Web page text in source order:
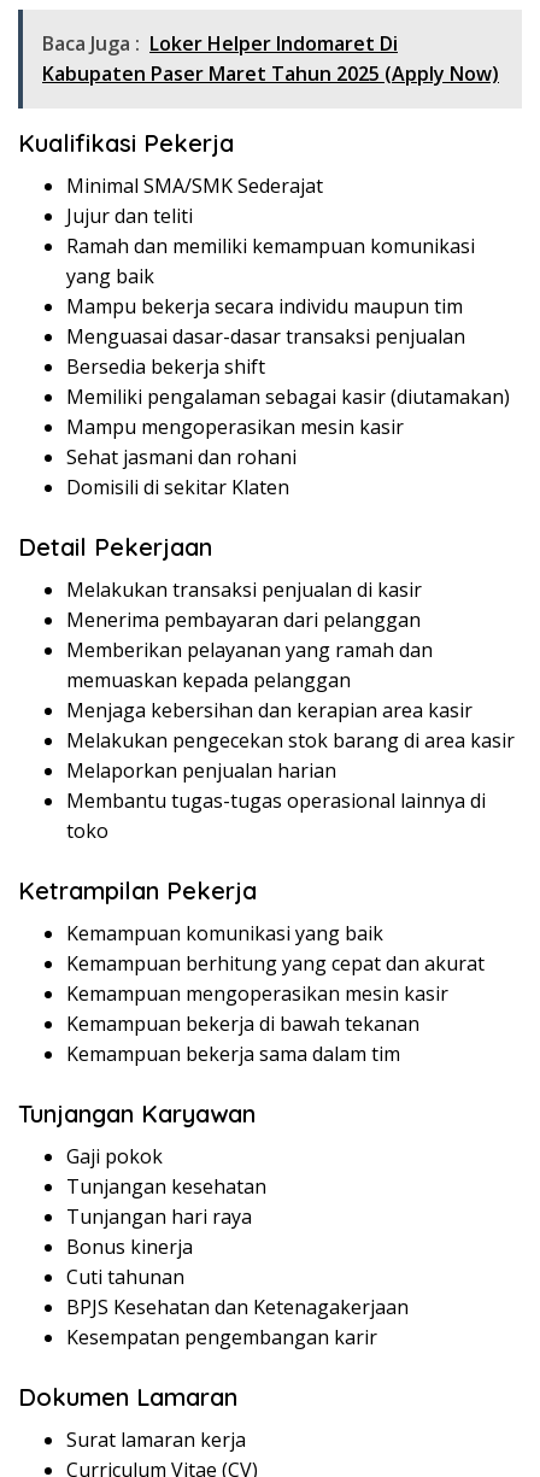
Baca Juga : Loker Helper Indomaret Di
Kabupaten Paser Maret Tahun 2025 (Apply Now)
Kualifikasi Pekerja
Minimal SMA/SMK Sederajat
Jujur dan teliti
Ramah dan memiliki kemampuan komunikasi
yang baik
Mampu bekerja secara individu maupun tim
Menguasai dasar-dasar transaksi penjualan
Bersedia bekerja shift
Memiliki pengalaman sebagai kasir (diutamakan)
Mampu mengoperasikan mesin kasir
Sehat jasmani dan rohani
Domisili di sekitar Klaten
Detail Pekerjaan
Melakukan transaksi penjualan di kasir
Menerima pembayaran dari pelanggan
Memberikan pelayanan yang ramah dan
memuaskan kepada pelanggan
Menjaga kebersihan dan kerapian area kasir
Melakukan pengecekan stok barang di area kasir
Melaporkan penjualan harian
Membantu tugas-tugas operasional lainnya di
toko
Ketrampilan Pekerja
Kemampuan komunikasi yang baik
Kemampuan berhitung yang cepat dan akurat
Kemampuan mengoperasikan mesin kasir
Kemampuan bekerja di bawah tekanan
Kemampuan bekerja sama dalam tim
Tunjangan Karyawan
Gaji pokok
Tunjangan kesehatan
Tunjangan hari raya
Bonus kinerja
Cuti tahunan
BPJS Kesehatan dan Ketenagakerjaan
Kesempatan pengembangan karir
Dokumen Lamaran
Surat lamaran kerja
Curriculum Vitae (CV)